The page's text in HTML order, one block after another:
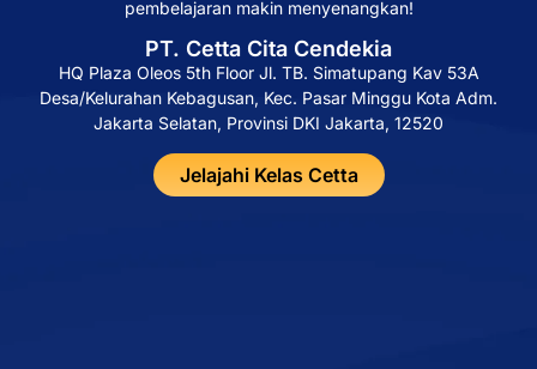
pembelajaran makin menyenangkan!
PT. Cetta Cita Cendekia
HQ Plaza Oleos 5th Floor Jl. TB. Simatupang Kav 53A
Desa/Kelurahan Kebagusan, Kec. Pasar Minggu Kota Adm.
Jakarta Selatan, Provinsi DKI Jakarta, 12520
Jelajahi Kelas Cetta